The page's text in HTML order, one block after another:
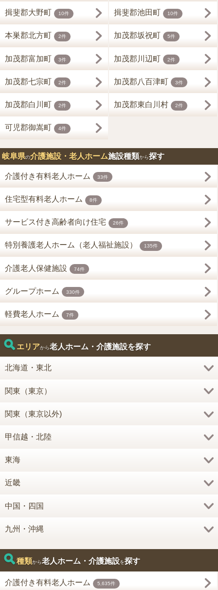
揖斐郡大野町 10件 揖斐郡池田町 10件
本巣郡北方町 2件 加茂郡坂祝町 5件
加茂郡富加町 3件 加茂郡川辺町 2件
加茂郡七宗町 2件 加茂郡八百津町 3件
加茂郡白川町 2件 加茂郡東白川村 2件
可児郡御嵩町 4件
岐阜県の介護施設・老人ホーム施設種類から探す
介護付き有料老人ホーム 33件
住宅型有料老人ホーム 8件
サービス付き高齢者向け住宅 26件
特別養護老人ホーム（老人福祉施設） 135件
介護老人保健施設 74件
グループホーム 330件
軽費老人ホーム 7件
エリアから老人ホーム・介護施設を探す
北海道・東北
関東（東京）
関東（東京以外)
甲信越・北陸
東海
近畿
中国・四国
九州・沖縄
種類から老人ホーム・介護施設を探す
介護付き有料老人ホーム 5,635件